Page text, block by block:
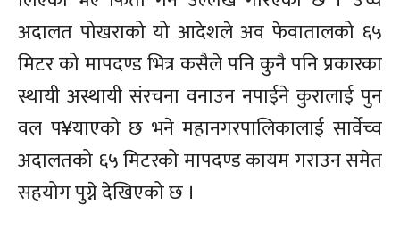
अदालत पोखराको यो आदेशले अव फेवातालको ६५
मिटर को मापदण्ड भित्र कसैले पनि कुनै पनि प्रकारका
स्थायी अस्थायी संरचना वनाउन नपाईने कुरालाई पुन
वल प¥याएको छ भने महानगरपालिकालाई सार्वेच्व
अदालतको ६५ मिटरको मापदण्ड कायम गराउन समेत
सहयोग पुग्ने देखिएको छ ।